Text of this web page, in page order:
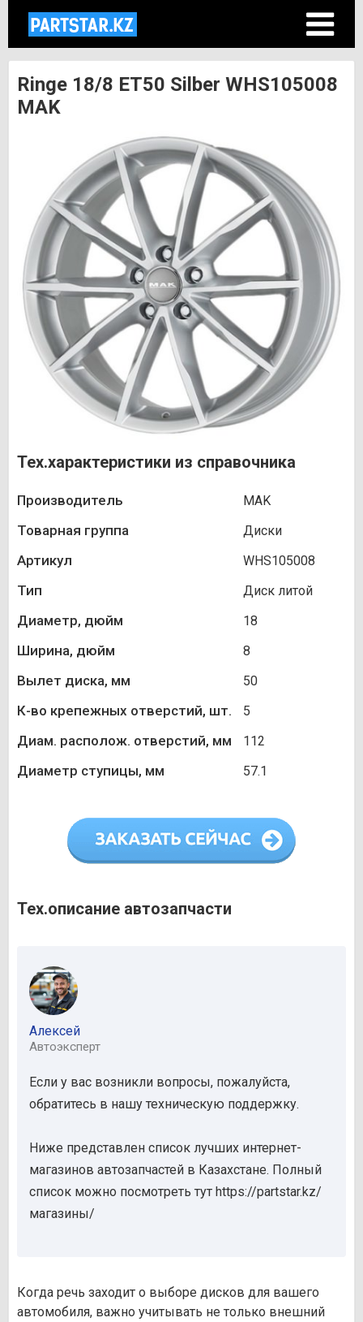
Ringe 18/8 ET50 Silber WHS105008
MAK
Тех.характеристики из справочника
Производитель MAK
Товарная группа Диски
Артикул WHS105008
Тип Диск литой
Диаметр, дюйм 18
Ширина, дюйм 8
Вылет диска, мм 50
К-во крепежных отверстий, шт. 5
Диам. располож. отверстий, мм 112
Диаметр ступицы, мм 57.1
Тех.описание автозапчасти
Алексей
Автоэксперт
Если у вас возникли вопросы, пожалуйста,
обратитесь в нашу техническую поддержку.
Ниже представлен список лучших интернет-
магазинов автозапчастей в Казахстане. Полный
список можно посмотреть тут https://partstar.kz/
магазины/
Когда речь заходит о выборе дисков для вашего
автомобиля, важно учитывать не только внешний